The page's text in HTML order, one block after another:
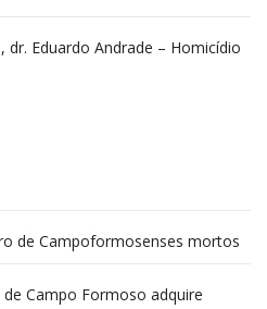
dr. Eduardo Andrade – Homicídio
de Campoformosenses mortos
em desabamentos são
de Campo Formoso adquire